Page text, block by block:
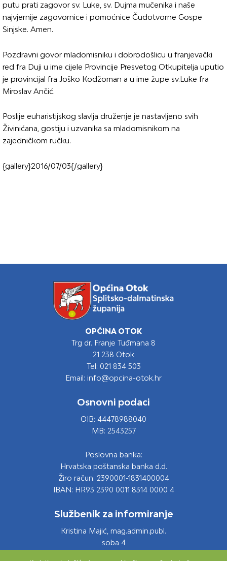
putu prati zagovor sv. Luke, sv. Dujma mučenika i naše
najvjernije zagovornice i pomoćnice Čudotvorne Gospe
Sinjske. Amen.
Pozdravni govor mladomisniku i dobrodošlicu u franjevački
red fra Duji u ime cijele Provincije Presvetog Otkupitelja uputio
je provincijal fra Joško Kodžoman a u ime župe sv.Luke fra
Miroslav Ančić.
Poslije euharistijskog slavlja druženje je nastavljeno svih
Živinićana, gostiju i uzvanika sa mladomisnikom na
zajedničkom ručku.
{gallery}2016/07/03{/gallery}
OPĆINA OTOK
Trg dr. Franje Tuđmana 8
21 238 Otok
Tel: 021 834 503
Email: info@opcina-otok.hr
Osnovni podaci
OIB: 44478988040
MB: 2543257
Poslovna banka:
Hrvatska poštanska banka d.d.
Žiro račun: 2390001-1831400004
IBAN: HR93 2390 0011 8314 0000 4
Službenik za informiranje
Kristina Majić, mag.admin.publ.
soba 4